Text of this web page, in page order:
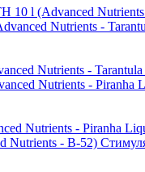
l (Advanced Nutrients
Nutrients -
Nutrients - Piranha